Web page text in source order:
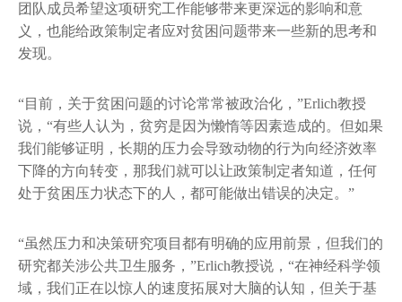
团队成员希望这项研究工作能够带来更深远的影响和意
义，也能给政策制定者应对贫困问题带来一些新的思考和
发现。
“目前，关于贫困问题的讨论常常被政治化，”Erlich教授
说，“有些人认为，贫穷是因为懒惰等因素造成的。但如果
我们能够证明，长期的压力会导致动物的行为向经济效率
下降的方向转变，那我们就可以让政策制定者知道，任何
处于贫困压力状态下的人，都可能做出错误的决定。”
“虽然压力和决策研究项目都有明确的应用前景，但我们的
研究都关涉公共卫生服务，”Erlich教授说，“在神经科学领
域，我们正在以惊人的速度拓展对大脑的认知，但关于基